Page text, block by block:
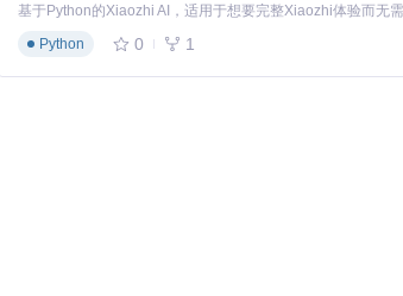
Themes/Default.xaml"
Python
0 1